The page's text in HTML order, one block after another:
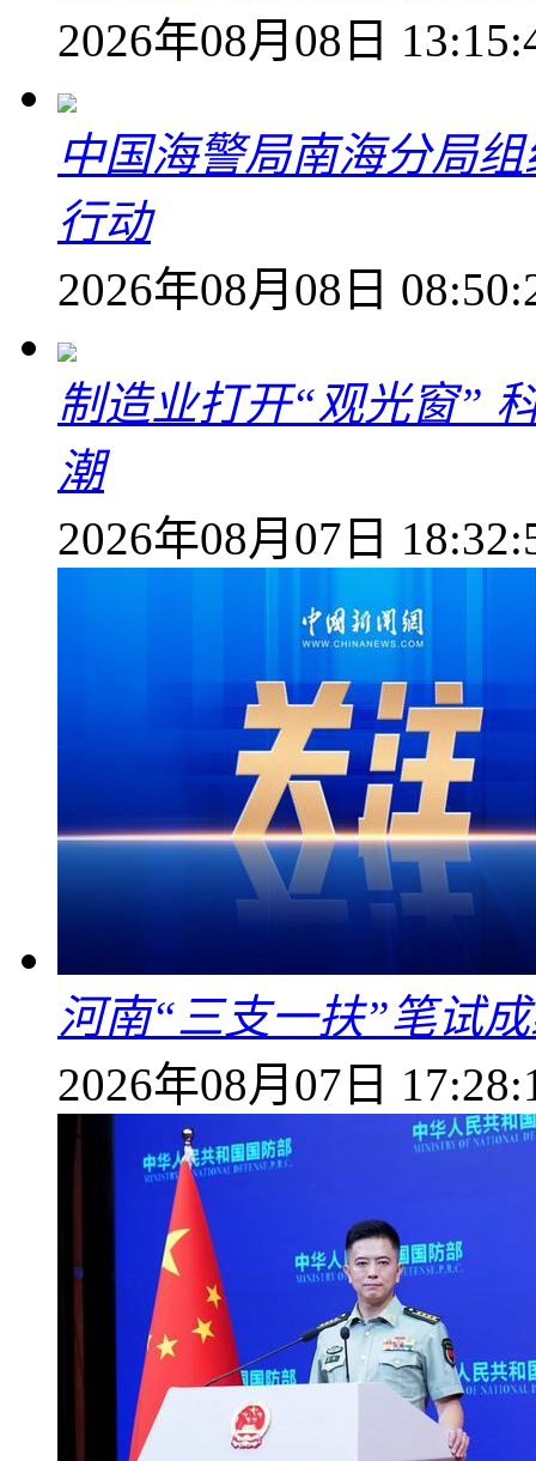
2026年08月08日
中国海警局南海分局
行动
2026年08月08日
制造业打开“观光窗”
潮
2026年08月07日
河南“三支一扶”笔试
2026年08月07日